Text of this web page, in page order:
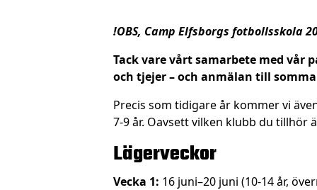
!OBS, Camp Elfsborgs fotbollsskola
Tack vare vårt samarbete med vår
och tjejer – och anmälan till
Precis som tidigare år kommer vi
7-9 år. Oavsett vilken klubb du tillhör
Lägerveckor
Vecka 1: 16 juni–20 juni (10-14 år,